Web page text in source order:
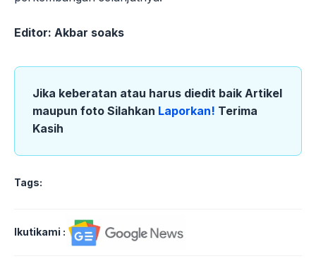
Editor: Akbar soaks
Jika keberatan atau harus diedit baik Artikel
maupun foto Silahkan Laporkan! Terima
Kasih
Tags:
Ikutikami :